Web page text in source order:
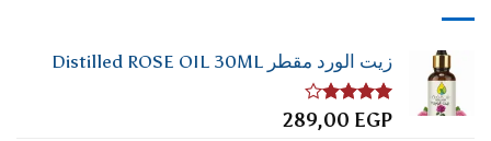
زيت الورد مقطر Distilled ROSE OIL 30ML
تم
289,00 EGP